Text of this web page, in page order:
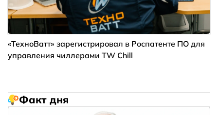
«ТехноВатт» зарегистрировал в Роспатенте ПО для
управления чиллерами TW Chill
Факт дня